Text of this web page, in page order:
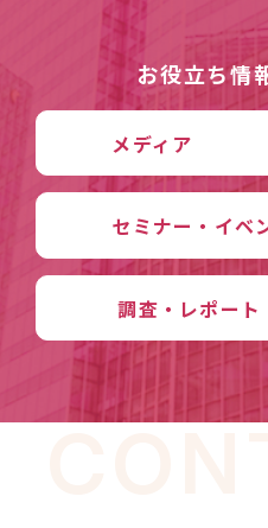
お役立ち情
メディア
セミナー・イベ
調査・レポート